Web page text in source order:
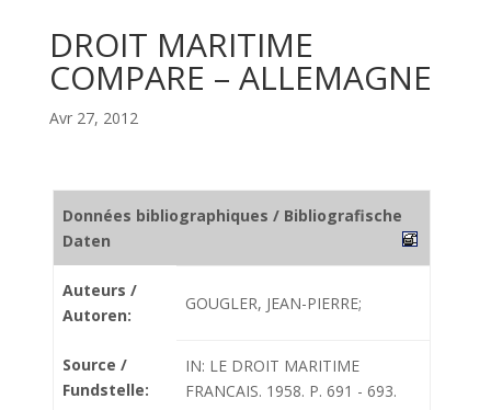
DROIT MARITIME
COMPARE – ALLEMAGNE
Avr 27, 2012
Données bibliographiques / Bibliografische
Daten
Auteurs /
Autoren:
GOUGLER, JEAN-PIERRE;
Source /
Fundstelle:
IN: LE DROIT MARITIME
FRANCAIS. 1958. P. 691 - 693.